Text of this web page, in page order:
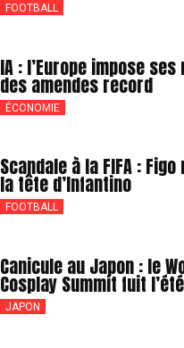
FOOTBALL
IA : l’Europe impose
des amendes record
ÉCONOMIE
Scandale à la FIFA :
la tête d’Infantino
FOOTBALL
Canicule au Japon : le
Cosplay Summit fuit l’été
JAPON